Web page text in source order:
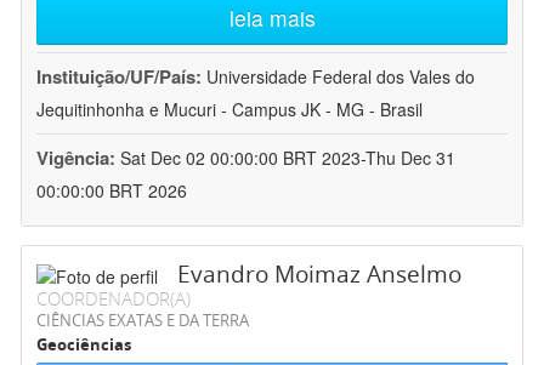
leia mais
Instituição/UF/País: Universidade Federal dos Vales do
Jequitinhonha e Mucuri - Campus JK - MG - Brasil
Vigência: Sat Dec 02 00:00:00 BRT 2023-Thu Dec 31
00:00:00 BRT 2026
Evandro Moimaz Anselmo
COORDENADOR(A)
CIÊNCIAS EXATAS E DA TERRA
Geociências